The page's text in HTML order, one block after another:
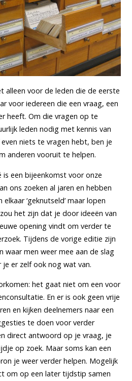
alleen voor de leden die de eerste
voor iedereen die een vraag, een
heeft. Om die vragen op te
leden nodig met kennis van
niets te vragen hebt, ben je
anderen vooruit te helpen.
een bijeenkomst voor onze
ons zoeken al jaren en hebben
‘geknutseld’ maar lopen
het zijn dat je door ideeën van
opening vindt om verder te
Tijdens de vorige editie zijn
waar men weer mee aan de slag
je er zelf ook nog wat van.
het gaat niet om een voor
En er is ook geen vrije
en kijken deelnemers naar een
te doen voor verder
direct antwoord op je vraag, je
op zoek. Maar soms kan een
je weer verder helpen. Mogelijk
om op een later tijdstip samen